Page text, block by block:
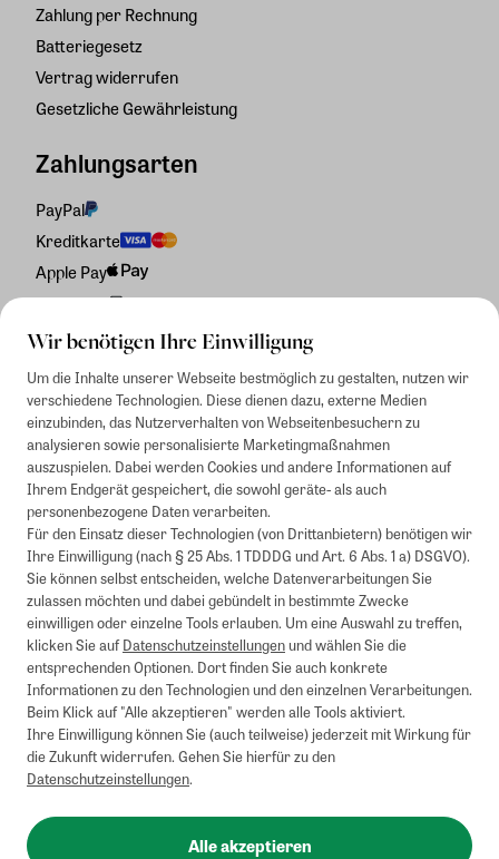
Wir benötigen Ihre Einwilligung
Um die Inhalte unserer Webseite bestmöglich zu gestalten, nutzen wir
verschiedene Technologien. Diese dienen dazu, externe Medien
einzubinden, das Nutzerverhalten von Webseitenbesuchern zu
analysieren sowie personalisierte Marketingmaßnahmen
auszuspielen. Dabei werden Cookies und andere Informationen auf
Ihrem Endgerät gespeichert, die sowohl geräte- als auch
personenbezogene Daten verarbeiten.
Für den Einsatz dieser Technologien (von Drittanbietern) benötigen wir
Ihre Einwilligung (nach § 25 Abs. 1 TDDDG und Art. 6 Abs. 1 a) DSGVO).
Sie können selbst entscheiden, welche Datenverarbeitungen Sie
zulassen möchten und dabei gebündelt in bestimmte Zwecke
einwilligen oder einzelne Tools erlauben. Um eine Auswahl zu treffen,
klicken Sie aufDatenschutzeinstellungenund wählen Sie die
entsprechenden Optionen. Dort finden Sie auch konkrete
Informationen zu den Technologien und den einzelnen Verarbeitungen.
Beim Klick auf "Alle akzeptieren" werden alle Tools aktiviert.
Ihre Einwilligung können Sie (auch teilweise) jederzeit mit Wirkung für
die Zukunft widerrufen. Gehen Sie hierfür zu den
Datenschutzeinstellungen.
Alle akzeptieren
Zahlung per Rechnung
Batteriegesetz
Vertrag widerrufen
Gesetzliche Gewährleistung
Zahlungsarten
PayPal
Kreditkarte
Apple Pay
Rechnung